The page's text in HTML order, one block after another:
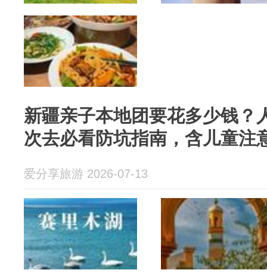
新疆亲子本地团要花多少钱？
次去必看防坑指南，含儿童注
爱分享旅游 2026-07-13